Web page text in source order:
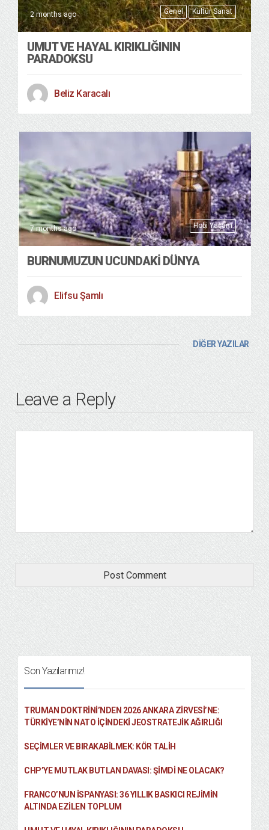
Genel Kültür Sanat
2 months ago
UMUT VE HAYAL KIRIKLIĞININ
PARADOKSU
Beliz Karacalı
Hobi Yaşam
7 months ago
BURNUMUZUN UCUNDAKİ DÜNYA
Elifsu Şamlı
DİĞER YAZILAR
Leave a Reply
Son Yazılarımız!
TRUMAN DOKTRINI’NDEN 2026 ANKARA ZIRVESI’NE:
TÜRKIYE’NIN NATO İÇINDEKI JEOSTRATEJIK AĞIRLIĞI
SEÇIMLER VE BIRAKABILMEK: KÖR TALIH
CHP’YE MUTLAK BUTLAN DAVASI: ŞİMDİ NE OLACAK?
FRANCO’NUN İSPANYASI: 36 YILLIK BASKICI REJIMIN
ALTINDA EZILEN TOPLUM